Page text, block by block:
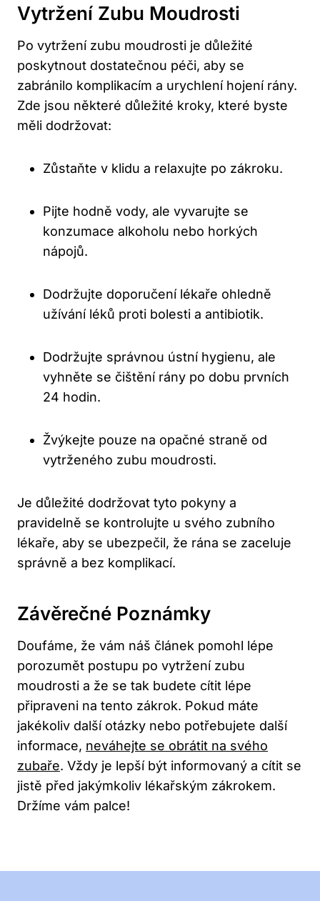
Vytržení Zubu Moudrosti
Po vytržení zubu moudrosti je důležité
poskytnout dostatečnou péči, aby se
zabránilo komplikacím a urychlení hojení rány.
Zde jsou některé důležité kroky, které byste
měli dodržovat:
Zůstaňte v klidu a relaxujte po zákroku.
Pijte hodně vody, ale vyvarujte se
konzumace alkoholu nebo horkých
nápojů.
Dodržujte doporučení lékaře ohledně
užívání léků proti bolesti a antibiotik.
Dodržujte správnou ústní hygienu, ale
vyhněte se čištění rány po dobu prvních
24 hodin.
Žvýkejte pouze na opačné straně od
vytrženého zubu moudrosti.
Je důležité dodržovat tyto pokyny a
pravidelně se kontrolujte u svého zubního
lékaře, aby se ubezpečil, že rána se zaceluje
správně a bez komplikací.
Závěrečné Poznámky
Doufáme, že vám náš článek pomohl lépe
porozumět postupu po vytržení zubu
moudrosti a že se tak budete cítit lépe
připraveni na tento zákrok. Pokud máte
jakékoliv další otázky nebo potřebujete další
informace, neváhejte se obrátit na svého
zubaře. Vždy je lepší být informovaný a cítit se
jistě před jakýmkoliv lékařským zákrokem.
Držíme vám palce!